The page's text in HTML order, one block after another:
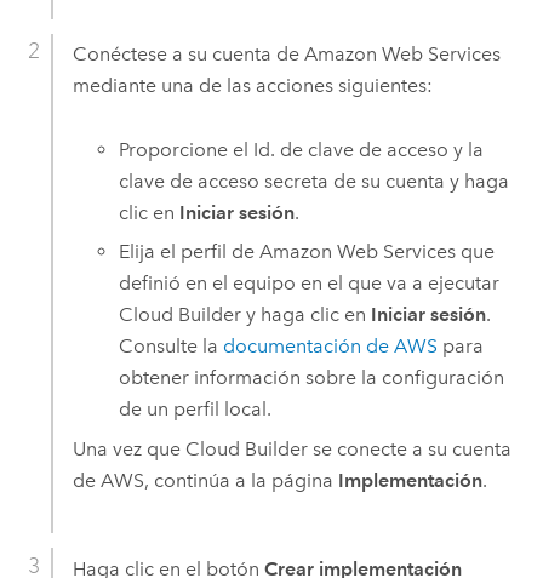
Conéctese a su cuenta de Amazon Web Services
mediante una de las acciones siguientes:
Proporcione el Id. de clave de acceso y la
clave de acceso secreta de su cuenta y haga
clic en Iniciar sesión.
Elija el perfil deAmazon Web Services que
definió en el equipo en el que va a ejecutar
Cloud Builder y haga clic en Iniciar sesión.
Consulte la documentación deAWS para
obtener información sobre la configuración
de un perfil local.
Una vez que Cloud Builderse conecte a su cuenta
de AWS, continúa a la página Implementación.
Haga clic en el botón Crear implementación